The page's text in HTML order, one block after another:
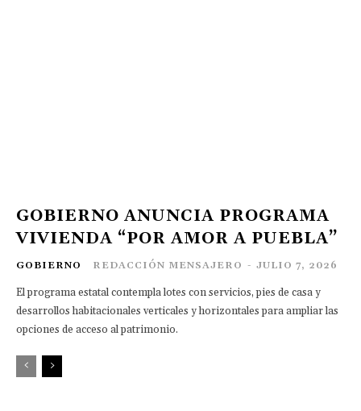
GOBIERNO ANUNCIA PROGRAMA
VIVIENDA “POR AMOR A PUEBLA”
GOBIERNO REDACCIÓN MENSAJERO - JULIO 7, 2026
El programa estatal contempla lotes con servicios, pies de casa y
desarrollos habitacionales verticales y horizontales para ampliar las
opciones de acceso al patrimonio.